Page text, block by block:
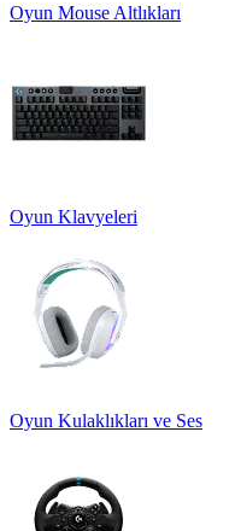
Oyun Mouse Altlıkları
Oyun Klavyeleri
Oyun Kulaklıkları ve Ses